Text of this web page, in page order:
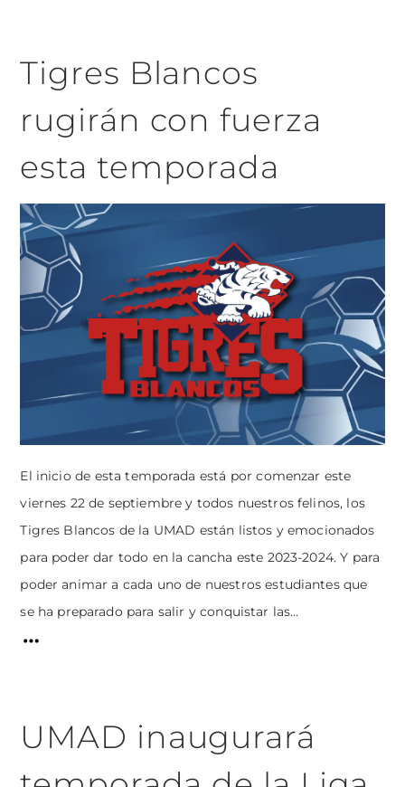
Tigres Blancos
rugirán con fuerza
esta temporada
El inicio de esta temporada está por comenzar este
viernes 22 de septiembre y todos nuestros felinos, los
Tigres Blancos de la UMAD están listos y emocionados
para poder dar todo en la cancha este 2023-2024. Y para
poder animar a cada uno de nuestros estudiantes que
se ha preparado para salir y conquistar las...
UMAD inaugurará